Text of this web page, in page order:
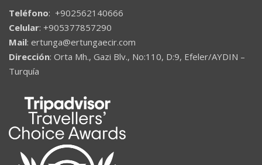
Teléfono: +902562140666
Celular: +905377857290
Mail: ertunga@ertungaecir.com
Dirección: Orta Mh., Gazi Blv., No:110, D:9, Efeler/AYDIN –
Turquía